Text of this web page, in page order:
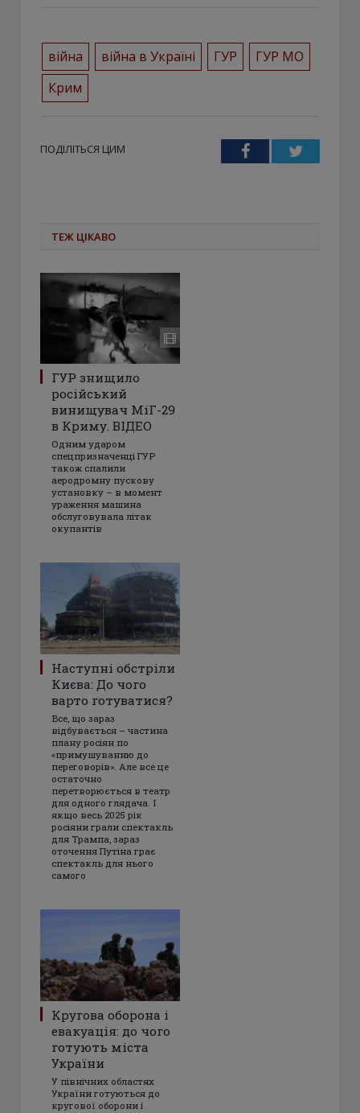
війна війна в Україні ГУР
ГУР МО
Крим
ПОДІЛІТЬСЯ ЦИМ FacebookTwitter
ТЕЖ ЦІКАВО
ГУР знищило
російський
винищувач МіГ-29
в Криму. ВІДЕО
Одним ударом
спецпризначенці ГУР
також спалили
аеродромну пускову
установку – в момент
ураження машина
обслуговувала літак
окупантів
Наступні обстріли
Києва: До чого
варто готуватися?
Все, що зараз
відбувається – частина
плану росіян по
«примушуванню до
переговорів». Але все це
остаточно
перетворюється в театр
для одного глядача. І
якщо весь 2025 рік
росіяни грали спектакль
для Трампа, зараз
оточення Путіна грає
спектакль для нього
самого
Кругова оборона і
евакуація: до чого
готують міста
України
У північних областях
України готуються до
кругової оборони і